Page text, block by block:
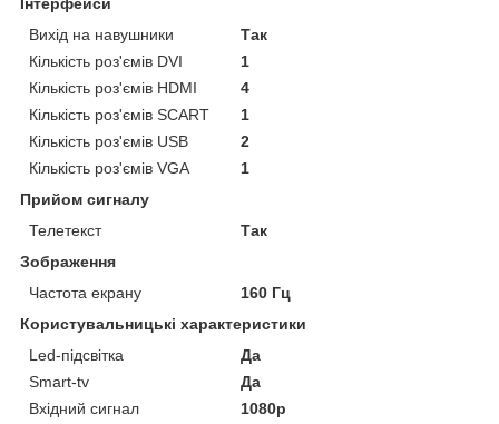
Вихід на навушники
Так
Кількість роз'ємів DVI
1
Кількість роз'ємів HDMI
4
Кількість роз'ємів SCART
1
Кількість роз'ємів USB
2
Кількість роз'ємів VGA
1
Прийом сигналу
Телетекст
Так
Зображення
Частота екрану
160 Гц
Користувальницькі характеристики
Led-підсвітка
Да
Smart-tv
Да
Вхідний сигнал
1080p